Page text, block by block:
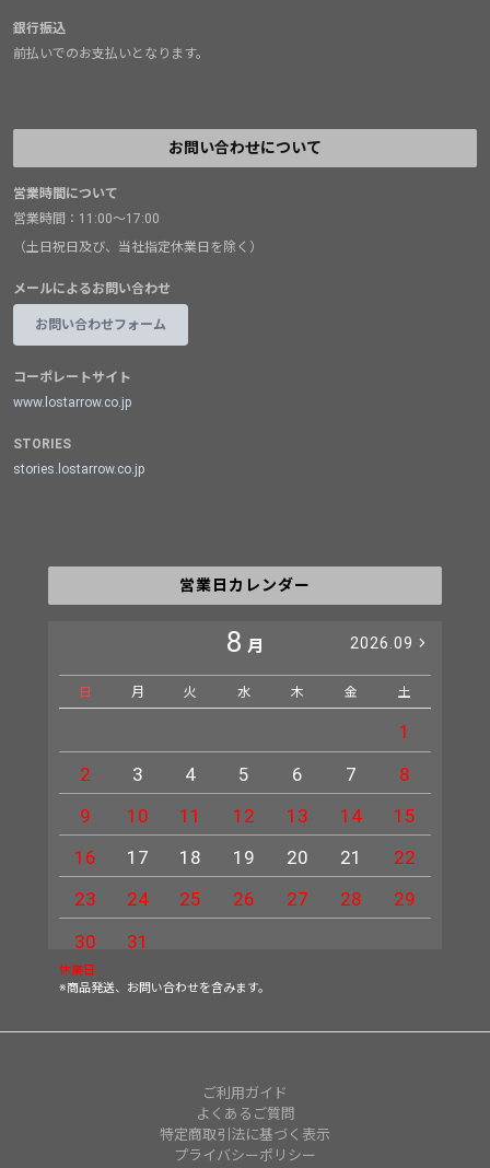
銀行振込
前払いでのお支払いとなります。
お問い合わせについて
営業時間について
営業時間：11:00～17:00
（土日祝日及び、当社指定休業日を除く）
メールによるお問い合わせ
お問い合わせフォーム
コーポレートサイト
www.lostarrow.co.jp
STORIES
stories.lostarrow.co.jp
営業日カレンダー
8 月 2026.09
日 月 火 水 木 金 土
1
2
3 4 5 6 7
8
9
10 11 12 13 14
15
16
17 18 19 20 21
22
23
24 25 26 27 28
29
30
31
休業日
※商品発送、お問い合わせを含みます。
ご利用ガイド
よくあるご質問
特定商取引法に基づく表示
プライバシーポリシー